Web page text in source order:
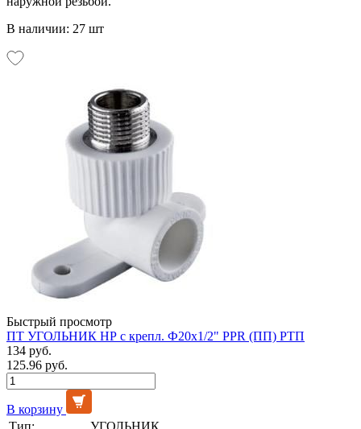
В наличии: 27 шт
Быстрый просмотр
ПТ УГОЛЬНИК НР с крепл. Ф20х1/2" PPR (ПП) РТП
134 руб.
125.96 руб.
В корзину
Тип:
УГОЛЬНИК